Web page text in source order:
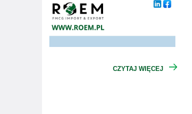
CZYTAJ WIĘCEJ